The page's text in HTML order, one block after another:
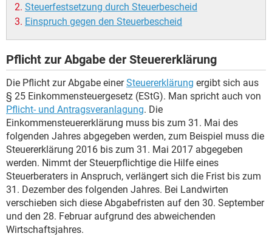
Steuerfestsetzung durch Steuerbescheid
Einspruch gegen den Steuerbescheid
Pflicht zur Abgabe der Steuererklärung
Die Pflicht zur Abgabe einerSteuererklärung ergibt sich aus
§ 25 Einkommensteuergesetz (EStG). Man spricht auch von
Pflicht- und Antragsveranlagung. Die
Einkommensteuererklärung muss bis zum 31. Mai des
folgenden Jahres abgegeben werden, zum Beispiel muss die
Steuererklärung 2016 bis zum 31. Mai 2017 abgegeben
werden. Nimmt der Steuerpflichtige die Hilfe eines
Steuerberaters in Anspruch, verlängert sich die Frist bis zum
31. Dezember des folgenden Jahres. Bei Landwirten
verschieben sich diese Abgabefristen auf den 30. September
und den 28. Februar aufgrund des abweichenden
Wirtschaftsjahres.